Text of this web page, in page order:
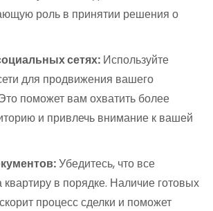
роль в принятии решения о
сетях: Используйте
для продвижения вашего
поможет вам охватить более
и привлечь внимание к вашей
Убедитесь, что все
в порядке. Наличие готовых
процесс сделки и поможет